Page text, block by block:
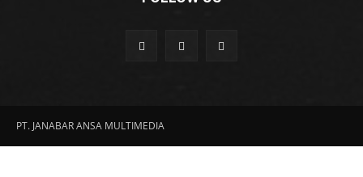
PT. JANABAR ANSA MULTIMEDIA